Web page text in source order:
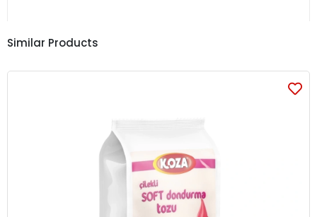
Similar Products